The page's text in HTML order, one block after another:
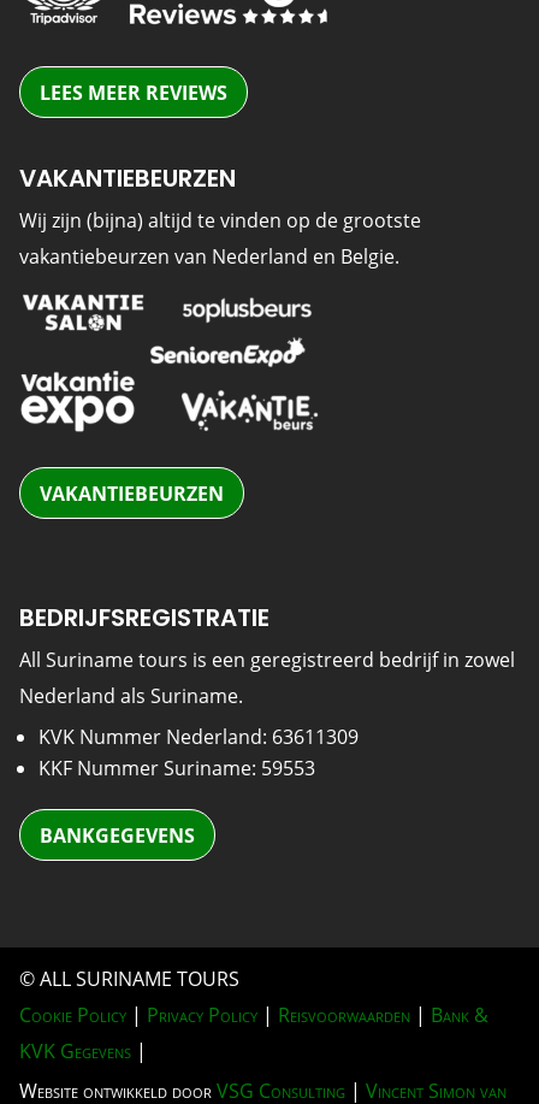
LEES MEER REVIEWS
VAKANTIEBEURZEN
Wij zijn (bijna) altijd te vinden op de grootste
vakantiebeurzen van Nederland en Belgie.
VAKANTIEBEURZEN
BEDRIJFSREGISTRATIE
All Suriname tours is een geregistreerd bedrijf in zowel
Nederland als Suriname.
KVK Nummer Nederland: 63611309
KKF Nummer Suriname: 59553
BANKGEGEVENS
© ALL SURINAME TOURS
Cookie Policy| Privacy Policy| Reisvoorwaarden| Bank &
KVK Gegevens|
Website ontwikkeld doorVSG Consulting| Vincent Simon van